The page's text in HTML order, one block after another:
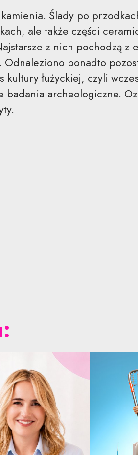
Ślady po
ale także części
z nich pochodzą z
Odnaleziono ponadto
łużyckiej, czyli
badania archeologiczne.